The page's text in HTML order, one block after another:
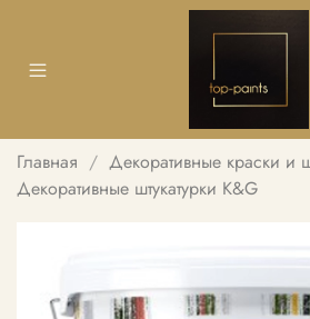
Главная
Декоративные краски и
Декоративные штукатурки K&G